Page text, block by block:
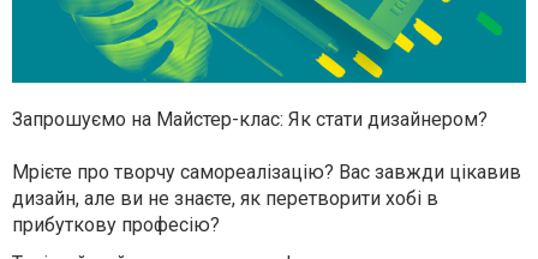
Запрошуємо на Майстер-клас: Як стати дизайнером?
Мрієте про творчу самореалізацію? Вас завжди цікавив
дизайн, але ви не знаєте, як перетворити хобі в
прибуткову професію?